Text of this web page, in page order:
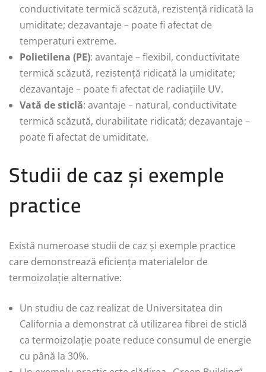
conductivitate termică scăzută, rezistență ridicată la
umiditate; dezavantaje – poate fi afectat de
temperaturi extreme.
Polietilena (PE): avantaje – flexibil, conductivitate
termică scăzută, rezistență ridicată la umiditate;
dezavantaje – poate fi afectat de radiațiile UV.
Vată de sticlă: avantaje – natural, conductivitate
termică scăzută, durabilitate ridicată; dezavantaje –
poate fi afectat de umiditate.
Studii de caz și exemple
practice
Există numeroase studii de caz și exemple practice
care demonstrează eficiența materialelor de
termoizolație alternative:
Un studiu de caz realizat de Universitatea din
California a demonstrat că utilizarea fibrei de sticlă
ca termoizolație poate reduce consumul de energie
cu până la 30%.